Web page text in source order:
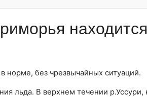
норме, без чрезвычайных ситуаций.
льда. В верхнем течении р.Уссури,